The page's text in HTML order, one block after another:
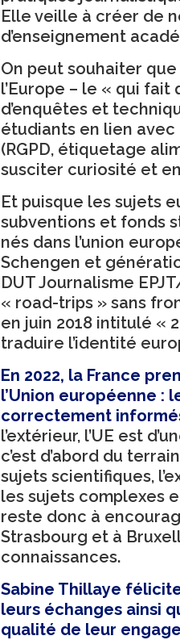
Elle veille à créer de
d’enseignement
On peut souhaiter
l’Europe – le « qui
d’enquêtes et
étudiants en lien
(RGPD, étiquetage
susciter curiosité et
Et puisque les sujets
subventions et fonds
nés dans l’union
Schengen et
DUT Journalisme
« road-trips » sans
en juin 2018 intitulé «
traduire l’identité
En 2022, la France
l’Union européenne :
correctement
l’extérieur, l’UE est
c’est d’abord du
sujets scientifiques,
les sujets complexes
reste donc à
Strasbourg et à
connaissances.
Sabine Thillaye
leurs échanges ainsi
qualité de leur